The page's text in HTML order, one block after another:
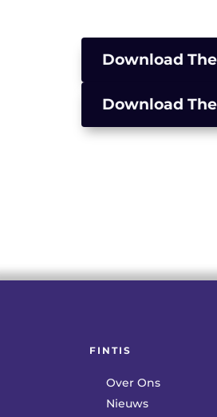
Download
Download
FINTIS
Over Ons
Nieuws